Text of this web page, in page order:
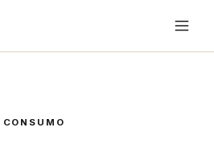
CONSUMO